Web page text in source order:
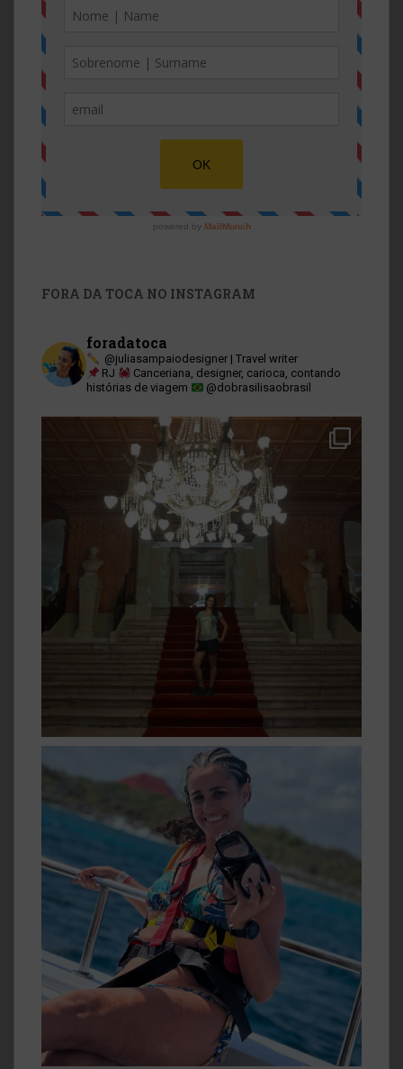
FORA DA TOCA NO INSTAGRAM
foradatoca
@juliasampaiodesigner | Travel writer
RJ
Canceriana, designer, carioca, contando
histórias de viagem
@dobrasilisaobrasil